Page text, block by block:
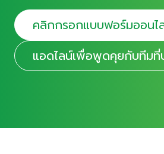
คลิกกรอกแบบฟอร์มออนไ
แอดไลน์เพื่อพูดคุยกับทีมที่